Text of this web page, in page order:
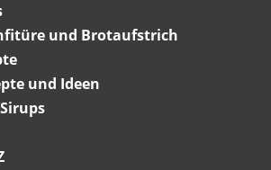
und Brotaufstrich
und Ideen